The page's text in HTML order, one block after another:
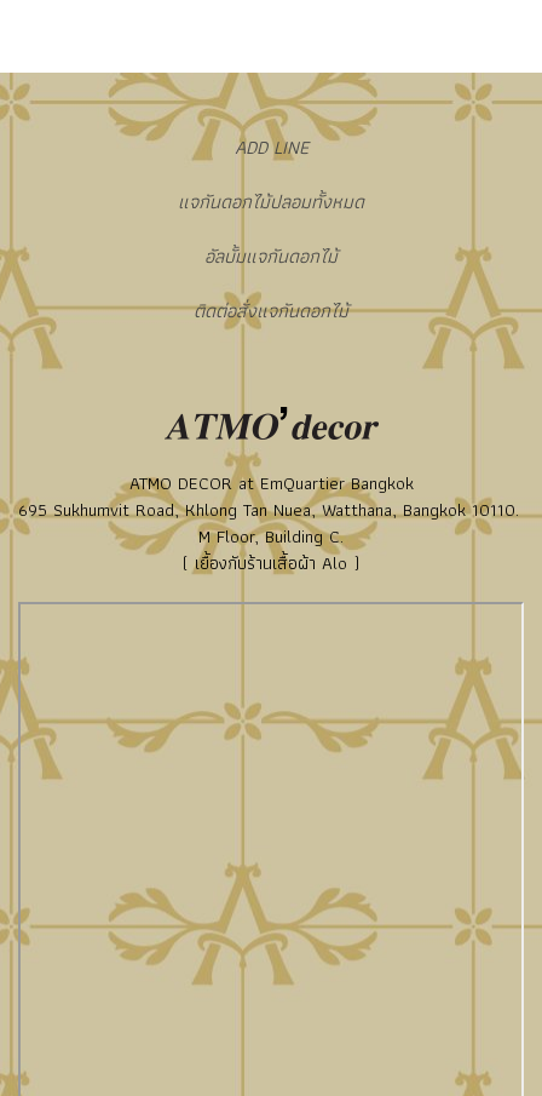
​ADD LINE
แจกันดอกไม้ปลอมทั้งหมด
อัลบั้มแจกันดอกไม้
ติดต่อสั่งแจกันดอกไม้
ATMO DECOR at EmQuartier Bangkok
695 Sukhumvit Road, Khlong Tan Nuea, Watthana, Bangkok 10110.
M Floor, Building C.
( เยื้องกับร้านเสื้อผ้า Alo )